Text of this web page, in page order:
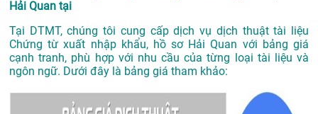
Hải Quan tại
Tại DTMT, chúng tôi cung cấp dịch vụ dịch thuật tài liệu
Chứng từ xuất nhập khẩu, hồ sơ Hải Quan với bảng giá
cạnh tranh, phù hợp với nhu cầu của từng loại tài liệu và
ngôn ngữ. Dưới đây là bảng giá tham khảo: